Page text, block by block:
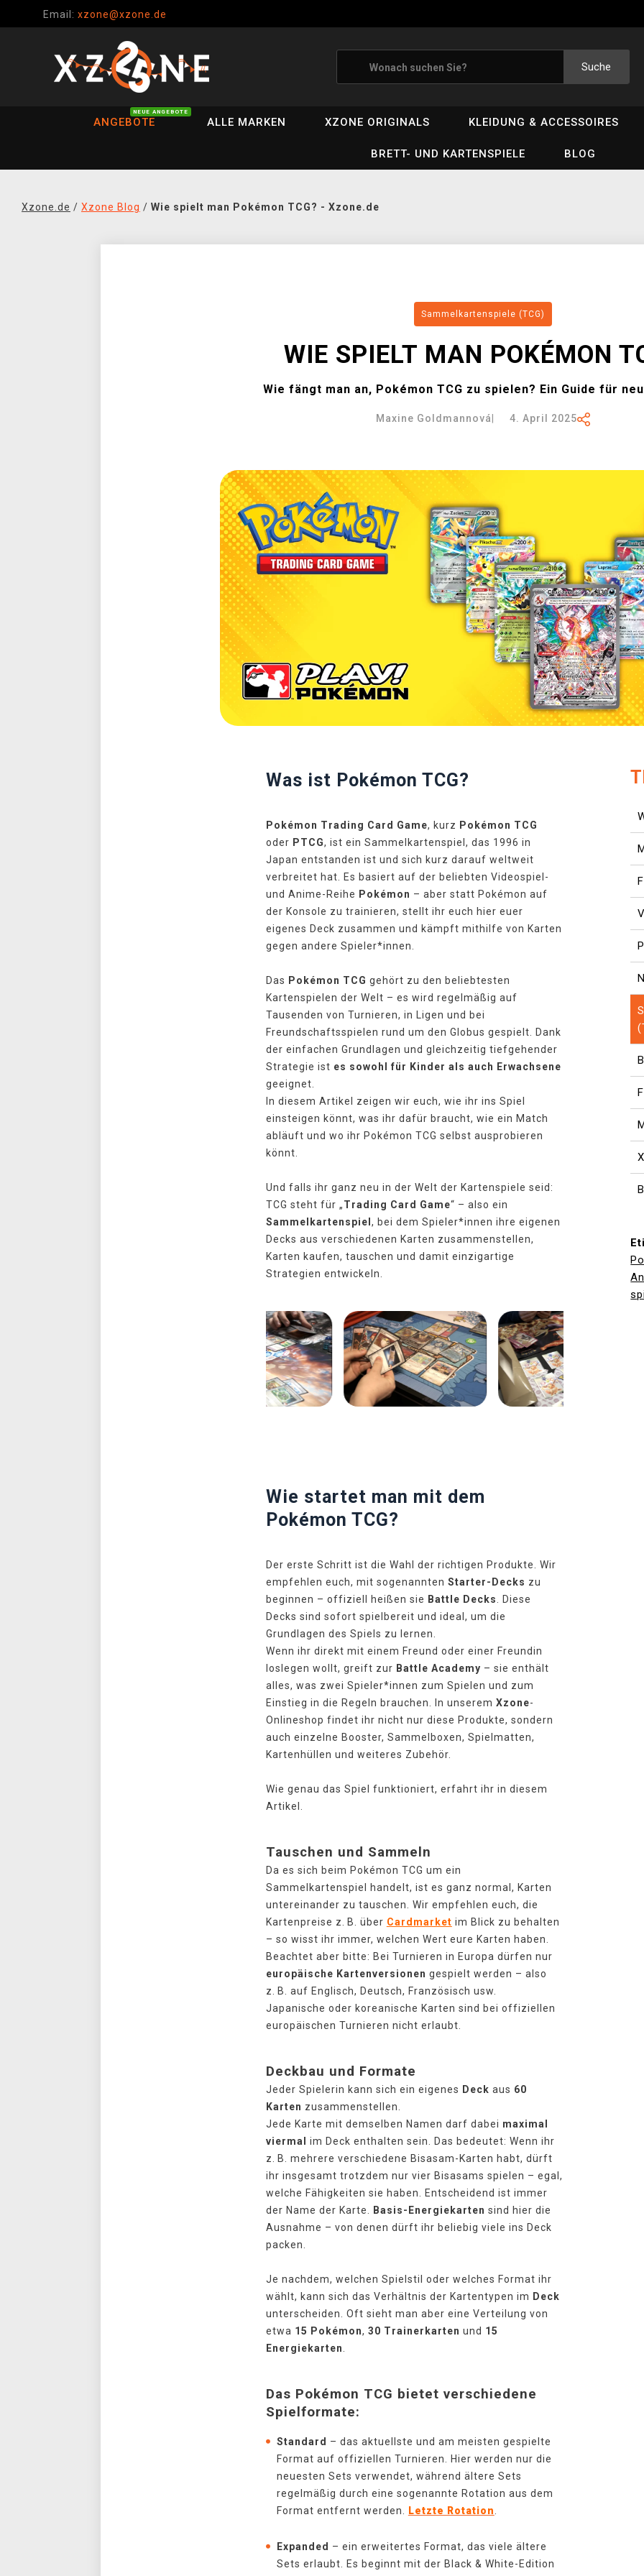
Email: xzone@xzone.de
Suche
ANGEBOTE
NEUE ANGEBOTE
ALLE MARKEN XZONE ORIGINALS KLEIDUNG & ACCESSOIRES
BRETT- UND KARTENSPIELE BLOG
Xzone.de / Xzone Blog / Wie spielt man Pokémon TCG? - Xzone.de
Sammelkartenspiele (TCG)
WIE SPIELT MAN POKÉMON
Wie fängt man an, Pokémon TCG zu spielen? Ein Guide für
Maxine Goldmannová 4. April 2025
Was ist Pokémon TCG?
Pokémon Trading Card Game, kurz Pokémon TCG
oder PTCG, ist ein Sammelkartenspiel, das 1996 in
Japan entstanden ist und sich kurz darauf weltweit
verbreitet hat. Es basiert auf der beliebten Videospiel-
und Anime-Reihe Pokémon – aber statt Pokémon auf
der Konsole zu trainieren, stellt ihr euch hier euer
eigenes Deck zusammen und kämpft mithilfe von Karten
gegen andere Spieler*innen.
Das Pokémon TCG gehört zu den beliebtesten
Kartenspielen der Welt – es wird regelmäßig auf
Tausenden von Turnieren, in Ligen und bei
Freundschaftsspielen rund um den Globus gespielt. Dank
der einfachen Grundlagen und gleichzeitig tiefgehender
Strategie ist es sowohl für Kinder als auch Erwachsene
geeignet.
In diesem Artikel zeigen wir euch, wie ihr ins Spiel
einsteigen könnt, was ihr dafür braucht, wie ein Match
abläuft und wo ihr Pokémon TCG selbst ausprobieren
könnt.
Und falls ihr ganz neu in der Welt der Kartenspiele seid:
TCG steht für „Trading Card Game“ – also ein
Sammelkartenspiel, bei dem Spieler*innen ihre eigenen
Decks aus verschiedenen Karten zusammenstellen,
Karten kaufen, tauschen und damit einzigartige
Strategien entwickeln.
Wie startet man mit dem
Pokémon TCG?
Der erste Schritt ist die Wahl der richtigen Produkte. Wir
empfehlen euch, mit sogenannten Starter-Decks zu
beginnen – offiziell heißen sie Battle Decks
. Diese
Decks sind sofort spielbereit und ideal, um die
Grundlagen des Spiels zu lernen.
Wenn ihr direkt mit einem Freund oder einer Freundin
loslegen wollt, greift zur Battle Academy – sie enthält
alles, was zwei Spieler*innen zum Spielen und zum
Einstieg in die Regeln brauchen. In unserem Xzone-
Onlineshop findet ihr nicht nur diese Produkte, sondern
auch einzelne Booster, Sammelboxen, Spielmatten,
Kartenhüllen und weiteres Zubehör.
Wie genau das Spiel funktioniert, erfahrt ihr in diesem
Artikel.
Tauschen und Sammeln
Da es sich beim Pokémon TCG um ein
Sammelkartenspiel handelt, ist es ganz normal, Karten
untereinander zu tauschen. Wir empfehlen euch, die
Kartenpreise z. B. über Cardmarket im Blick zu behalten
– so wisst ihr immer, welchen Wert eure Karten haben.
Beachtet aber bitte: Bei Turnieren in Europa dürfen nur
europäische Kartenversionen gespielt werden – also
z. B. auf Englisch, Deutsch, Französisch usw.
Japanische oder koreanische Karten sind bei offiziellen
europäischen Turnieren nicht erlaubt.
Deckbau und Formate
Jeder Spielerin kann sich ein eigenes Deck aus 60
Karten zusammenstellen.
Jede Karte mit demselben Namen darf dabei maximal
viermal im Deck enthalten sein. Das bedeutet: Wenn ihr
z. B. mehrere verschiedene Bisasam-Karten habt, dürft
ihr insgesamt trotzdem nur vier Bisasams spielen – egal,
welche Fähigkeiten sie haben. Entscheidend ist immer
der Name der Karte. Basis-Energiekarten sind hier die
Ausnahme – von denen dürft ihr beliebig viele ins Deck
packen.
Je nachdem, welchen Spielstil oder welches Format ihr
wählt, kann sich das Verhältnis der Kartentypen im Deck
unterscheiden. Oft sieht man aber eine Verteilung von
etwa 15 Pokémon, 30 Trainerkarten und 15
Energiekarten
Das Pokémon TCG bietet verschiedene
Spielformate:
Standard – das aktuellste und am meisten gespielte
Format auf offiziellen Turnieren. Hier werden nur die
neuesten Sets verwendet, während ältere Sets
regelmäßig durch eine sogenannte Rotation aus dem
Format entfernt werden. Letzte Rotation
Expanded – ein erweitertes Format, das viele ältere
Sets erlaubt. Es beginnt mit der Black & White-Edition